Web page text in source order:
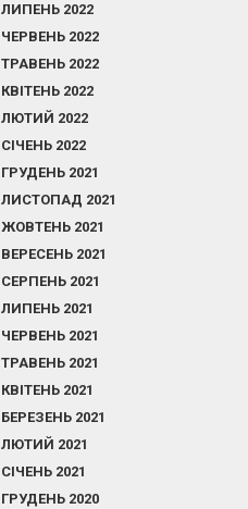
ЛИПЕНЬ 2022
ЧЕРВЕНЬ 2022
ТРАВЕНЬ 2022
КВІТЕНЬ 2022
ЛЮТИЙ 2022
СІЧЕНЬ 2022
ГРУДЕНЬ 2021
ЛИСТОПАД 2021
ЖОВТЕНЬ 2021
ВЕРЕСЕНЬ 2021
СЕРПЕНЬ 2021
ЛИПЕНЬ 2021
ЧЕРВЕНЬ 2021
ТРАВЕНЬ 2021
КВІТЕНЬ 2021
БЕРЕЗЕНЬ 2021
ЛЮТИЙ 2021
СІЧЕНЬ 2021
ГРУДЕНЬ 2020